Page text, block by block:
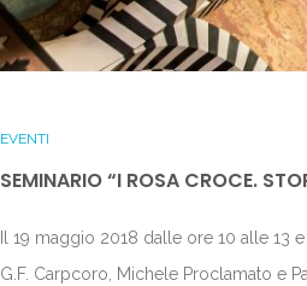
EVENTI
SEMINARIO “I ROSA CROCE.
Il 19 maggio 2018 dalle ore 10 alle 13
G.F. Carpcoro, Michele Proclamato e